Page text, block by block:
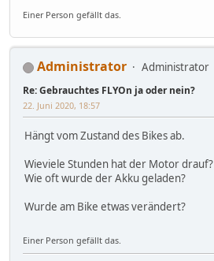
Einer Person gefällt das.
Administrator Administrator
Re: Gebrauchtes FLYOn ja oder nein?
22. Juni 2020, 18:57
Hängt vom Zustand des Bikes ab.
Wieviele Stunden hat der Motor drauf?
Wie oft wurde der Akku geladen?
Wurde am Bike etwas verändert?
Einer Person gefällt das.